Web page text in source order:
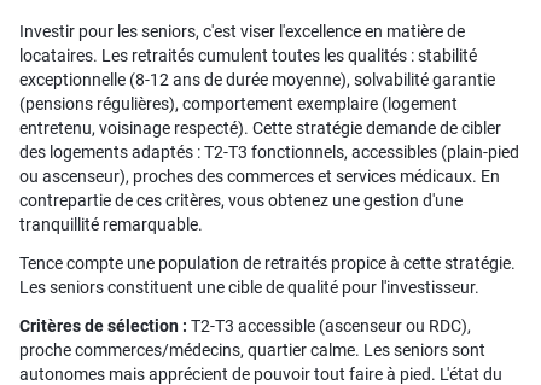
Investir pour les seniors, c'est viser l'excellence en matière de
locataires. Les retraités cumulent toutes les qualités : stabilité
exceptionnelle (8-12 ans de durée moyenne), solvabilité garantie
(pensions régulières), comportement exemplaire (logement
entretenu, voisinage respecté). Cette stratégie demande de cibler
des logements adaptés : T2-T3 fonctionnels, accessibles (plain-pied
ou ascenseur), proches des commerces et services médicaux. En
contrepartie de ces critères, vous obtenez une gestion d'une
tranquillité remarquable.
Tence compte une population de retraités propice à cette stratégie.
Les seniors constituent une cible de qualité pour l'investisseur.
Critères de sélection : T2-T3 accessible (ascenseur ou RDC),
proche commerces/médecins, quartier calme. Les seniors sont
autonomes mais apprécient de pouvoir tout faire à pied. L'état du